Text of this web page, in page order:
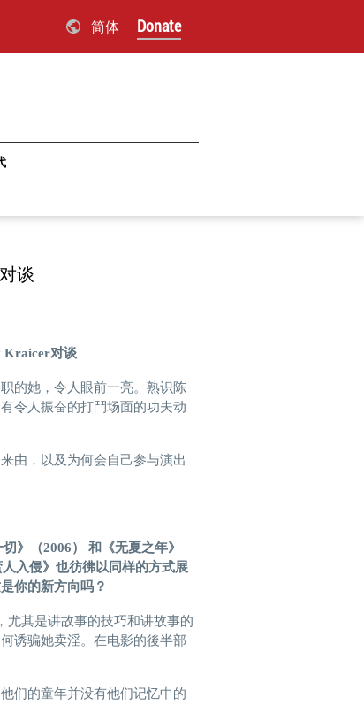
简体 Donate
谈
Kraicer对谈
的她，令人眼前一亮。熟识陈
令人振奋的打鬥场面的功夫动
由，以及为何会自己参与演出
切》（2006） 和《无夏之年》
入侵》 也彷彿以同样的方式展
你的新方向吗？
尤其是讲故事的技巧和讲故事的
诱骗她卖淫。在电影的後半部
们的童年并没有他们记忆中的